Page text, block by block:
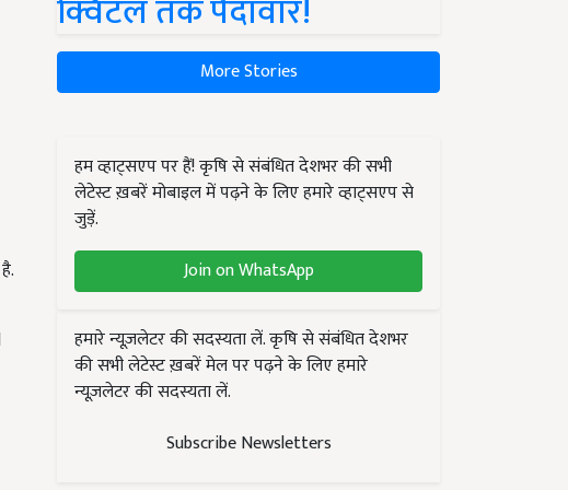
क्विंटल तक पैदावार!
More Stories
हम व्हाट्सएप पर हैं! कृषि से संबंधित देशभर की सभी
लेटेस्ट ख़बरें मोबाइल में पढ़ने के लिए हमारे व्हाट्सएप से
जुड़ें.
Join on WhatsApp
हमारे न्यूज़लेटर की सदस्यता लें. कृषि से संबंधित देशभर
की सभी लेटेस्ट ख़बरें मेल पर पढ़ने के लिए हमारे
न्यूज़लेटर की सदस्यता लें.
Subscribe Newsletters